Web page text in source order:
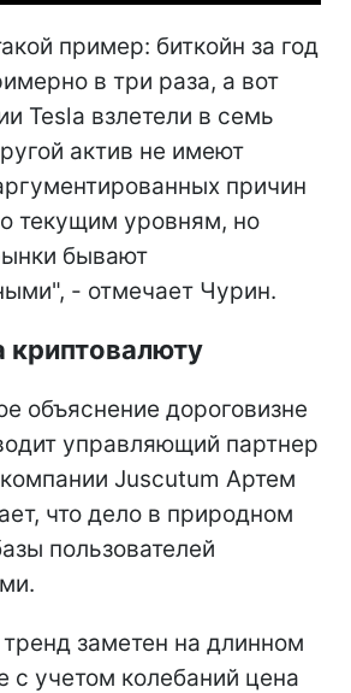
пример: биткойн за год
в три раза, а вот
Tesla взлетели в семь
актив не имеют
причин
текущим уровням, но
бывают
- отмечает Чурин.
объяснение дороговизне
управляющий партнер
Juscutum Артем
что дело в природном
пользователей
тренд заметен на длинном
с учетом колебаний цена